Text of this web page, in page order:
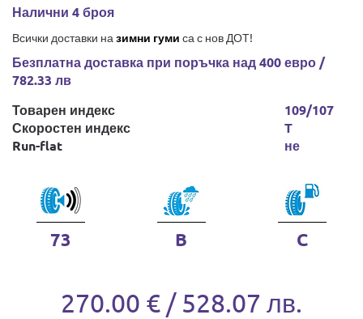
Налични 4 броя
Всички доставки на зимни гуми са с нов ДОТ!
Безплатна доставка при поръчка над 400 евро /
782.33 лв
Товарен индекс
Скоростен индекс
Run-flat
109/107
T
не
73 B C
270.00 € / 528.07 лв.